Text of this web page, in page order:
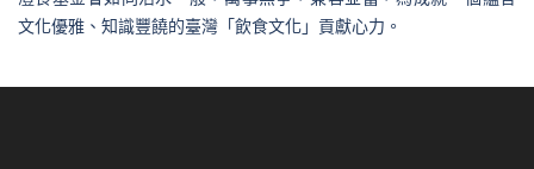
文化優雅、知識豐饒的臺灣「飲食文化」貢獻心力。